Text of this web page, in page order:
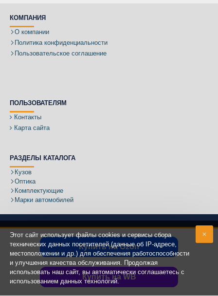
Купить на Ozon
Купить на WB
КОМПАНИЯ
О компании
Политика конфиденциальности
Пользовательское соглашение
ПОЛЬЗОВАТЕЛЯМ
Контакты
Карта сайта
РАЗДЕЛЫ КАТАЛОГА
Кузов
Оптика
Комплектующие
Марки автомобилей
Адрес:
Copyright ©2020 - 2025КУЗОВИК.РУ
Этот сайт использует файлы cookies и сервисы сбора
технических данных посетителей (данные об IP-адресе,
местоположении и др.) для обеспечения работоспособности
и улучшения качества обслуживания. Продолжая
использовать наш сайт, вы автоматически соглашаетесь с
использованием данных технологий.